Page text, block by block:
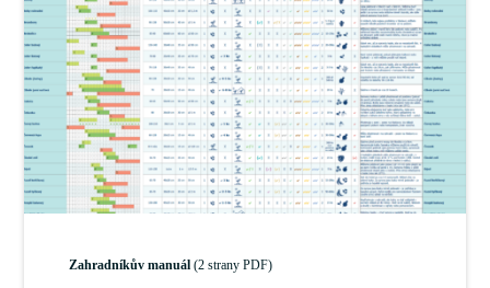
Zahradníkův manuál(2 strany PDF)